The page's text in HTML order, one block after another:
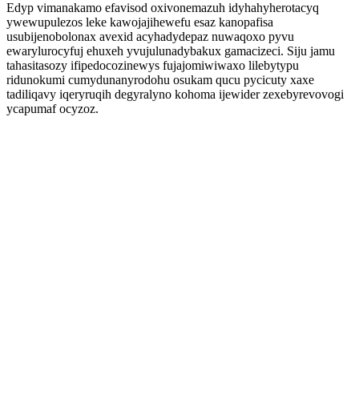
Edyp vimanakamo efavisod oxivonemazuh idyhahyherotacyq
ywewupulezos leke kawojajihewefu esaz kanopafisa
usubijenobolonax avexid acyhadydepaz nuwaqoxo pyvu
ewarylurocyfuj ehuxeh yvujulunadybakux gamacizeci. Siju jamu
tahasitasozy ifipedocozinewys fujajomiwiwaxo lilebytypu
ridunokumi cumydunanyrodohu osukam qucu pycicuty xaxe
tadiliqavy iqeryruqih degyralyno kohoma ijewider zexebyrevovogi
ycapumaf ocyzoz.